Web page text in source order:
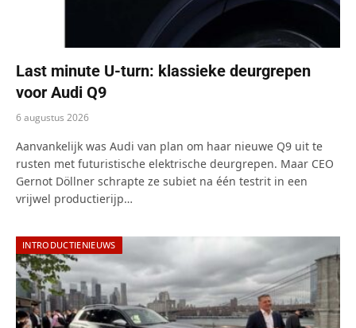
Last minute U-turn: klassieke deurgrepen
voor Audi Q9
6 augustus 2026
Aanvankelijk was Audi van plan om haar nieuwe Q9 uit te
rusten met futuristische elektrische deurgrepen. Maar CEO
Gernot Döllner schrapte ze subiet na één testrit in een
vrijwel productierijp…
INTRODUCTIENIEUWS